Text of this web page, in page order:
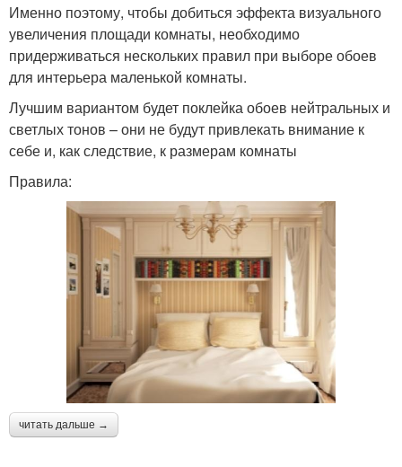
Именно поэтому, чтобы добиться эффекта визуального
увеличения площади комнаты, необходимо
придерживаться нескольких правил при выборе обоев
для интерьера маленькой комнаты.
Лучшим вариантом будет поклейка обоев нейтральных и
светлых тонов – они не будут привлекать внимание к
себе и, как следствие, к размерам комнаты
Правила:
читать дальше →